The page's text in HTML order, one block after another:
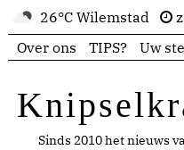
26°C Wilemstad
Over ons
TIPS? Uw
Sinds 2010 het nieuws